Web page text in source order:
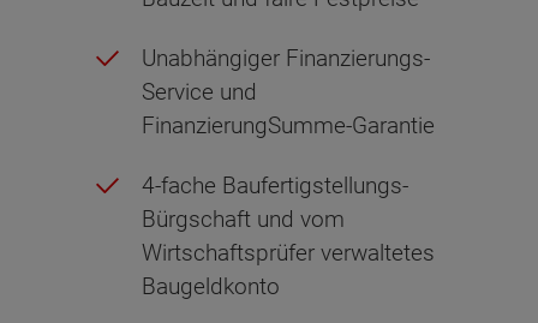
Unabhängiger Finanzierungs-
Service und
FinanzierungSumme-Garantie
4-fache Baufertigstellungs-
Bürgschaft und vom
Wirtschaftsprüfer verwaltetes
Baugeldkonto